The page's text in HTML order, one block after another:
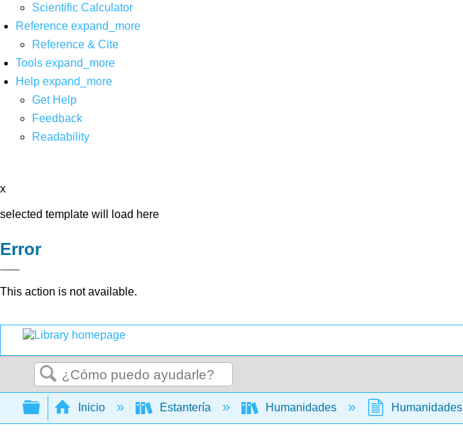
Scientific Calculator
Reference expand_more
Reference & Cite
Tools expand_more
Help expand_more
Get Help
Feedback
Readability
x
selected template will load here
Error
This action is not available.
Buscar
Expandir/contraer jerarquía global
Inicio Estantería Humanidades Humanidades